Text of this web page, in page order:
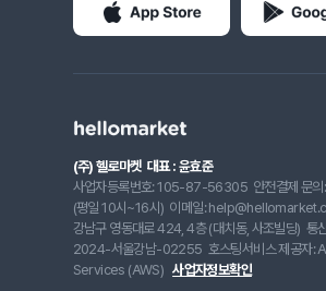
(주) 헬로마켓 대표 : 윤효준
사업자등록번호: 105-87-56305 안전결제 문
(평일 10시~16시) 이메일:
강남구 영동대로 424, 4층 (대치동, 사조빌딩) 통
2024-서울강남-02255 호스팅서비스 제공자
Services (AWS) 사업자정보확인